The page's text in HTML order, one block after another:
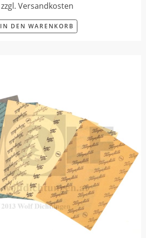
zzgl. Versandkosten
IN DEN WARENKORB